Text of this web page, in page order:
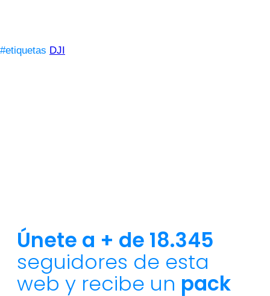
#etiquetas DJI
Únete a + de 18.345
seguidores de esta
web y recibe un pack